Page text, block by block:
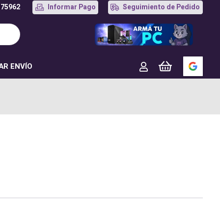
Informar Pago Seguimiento de Pedido
ENVÍO